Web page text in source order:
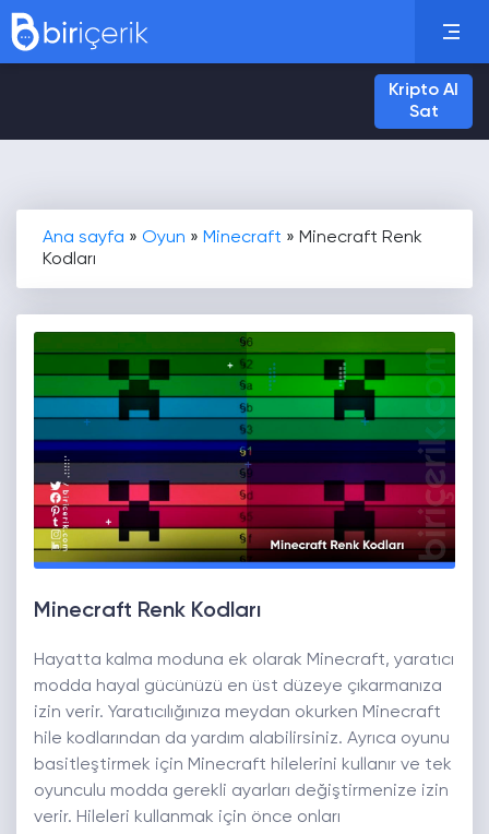
Kripto Al
Sat
Ana sayfa » Oyun » Minecraft » Minecraft Renk
Kodları
Minecraft Renk Kodları
Hayatta kalma moduna ek olarak Minecraft, yaratıcı
modda hayal gücünüzü en üst düzeye çıkarmanıza
izin verir. Yaratıcılığınıza meydan okurken Minecraft
hile kodlarından da yardım alabilirsiniz. Ayrıca oyunu
basitleştirmek için Minecraft hilelerini kullanır ve tek
oyunculu modda gerekli ayarları değiştirmenize izin
verir. Hileleri kullanmak için önce onları